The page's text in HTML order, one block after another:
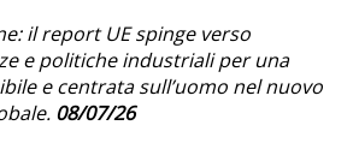
il report UE spinge verso
e politiche industriali per una
e centrata sull’uomo nel nuovo
08/07/26